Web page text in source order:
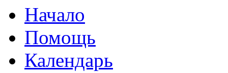
Начало
Помощь
Календарь